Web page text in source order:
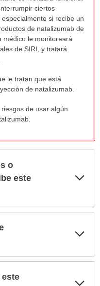
ciertos
si recibe un
de natalizumab de
médico le monitoreará
de SIRI, y tratará
le tratan que está
de natalizumab.
de usar algún
o
este